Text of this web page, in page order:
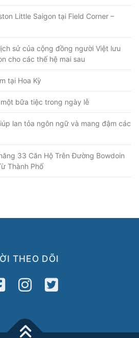
Little Saigon tại Field Corner –
sử của cộng đồng người Việt lưu
cho các thế hệ mai sau
tại Hoa Kỳ
bữa tiệc trong ngày lễ
lan tỏa ngôn ngữ và mang đậm các
33 Căn Hộ Trên Đường Bowdoin
Thành Phố
THEO DÕI